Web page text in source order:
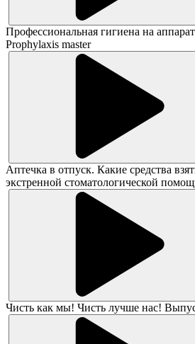
Профессиональная гигиена на
Prophylaxis master
Аптечка в отпуск. Какие средства
экстренной стоматологической
Чисть как мы! Чисть лучше нас!